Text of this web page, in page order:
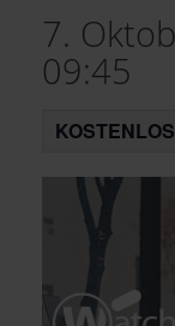
7.
09:45
KOSTENLOS